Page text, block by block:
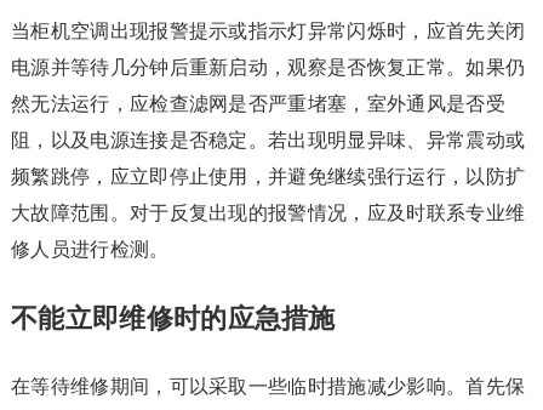
当柜机空调出现报警提示或指示灯异常闪烁时，应首先关闭
电源并等待几分钟后重新启动，观察是否恢复正常。如果仍
然无法运行，应检查滤网是否严重堵塞，室外通风是否受
阻，以及电源连接是否稳定。若出现明显异味、异常震动或
频繁跳停，应立即停止使用，并避免继续强行运行，以防扩
大故障范围。对于反复出现的报警情况，应及时联系专业维
修人员进行检测。
不能立即维修时的应急措施
在等待维修期间，可以采取一些临时措施减少影响。首先保